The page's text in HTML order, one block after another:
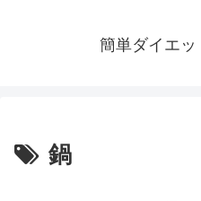
簡単ダイエッ
鍋